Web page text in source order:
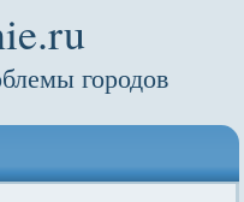
городов